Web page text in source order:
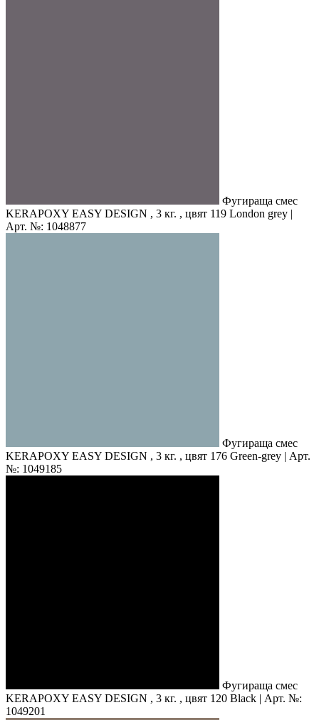
Фугираща смес
KERAPOXY EASY DESIGN , 3 кг. , цвят 119 London grey |
Арт. №: 1048877
Фугираща смес
KERAPOXY EASY DESIGN , 3 кг. , цвят 176 Green-grey | Арт.
№: 1049185
Фугираща смес
KERAPOXY EASY DESIGN , 3 кг. , цвят 120 Black | Арт. №:
1049201